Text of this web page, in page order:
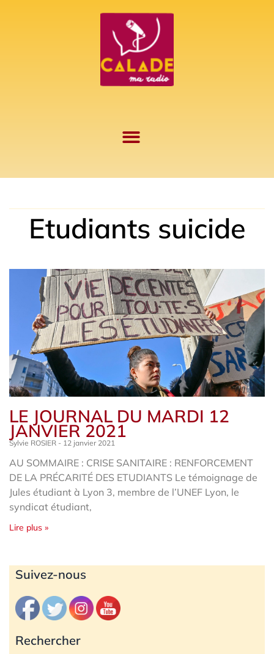
Etudiants suicide
LE JOURNAL DU MARDI 12
JANVIER 2021
Sylvie ROSIER 12 janvier 2021
AU SOMMAIRE : CRISE SANITAIRE : RENFORCEMENT
DE LA PRÉCARITÉ DES ETUDIANTS Le témoignage de
Jules étudiant à Lyon 3, membre de l’UNEF Lyon, le
syndicat étudiant,
Lire plus »
Suivez-nous
Rechercher
Archives